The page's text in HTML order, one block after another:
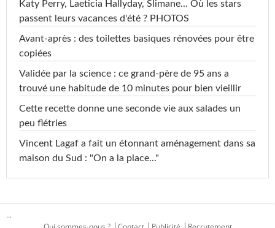
Katy Perry, Laeticia Hallyday, Slimane... Où les stars
passent leurs vacances d'été ? PHOTOS
Avant-après : des toilettes basiques rénovées pour être
copiées
Validée par la science : ce grand-père de 95 ans a
trouvé une habitude de 10 minutes pour bien vieillir
Cette recette donne une seconde vie aux salades un
peu flétries
Vincent Lagaf a fait un étonnant aménagement dans sa
maison du Sud : "On a la place..."
...